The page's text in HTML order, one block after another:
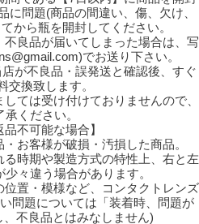
に問題(商品の間違い、傷、欠け、
から瓶を開封してください。
良品が届いてしまった場合は、写
でお送り下さい。
が不良品・誤発送と確認後、すぐ
交換致します。
ては受け付けておりませんので、
ください。
不可能な場合】
お客様が破損・汚損した商品。
時期や製造方式の特性上、右と左
々違う場合があります。
置・模様など、コンタクトレンズ
問題については「装着時、問題が
不良品とはみなしません)